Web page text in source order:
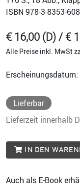
ISBN 978-3-8353-
€ 16,00 (D) / €
Alle Preise inkl. MwSt
Lieferbar
Lieferzeit innerhalb
IN DEN
Auch als E-Book